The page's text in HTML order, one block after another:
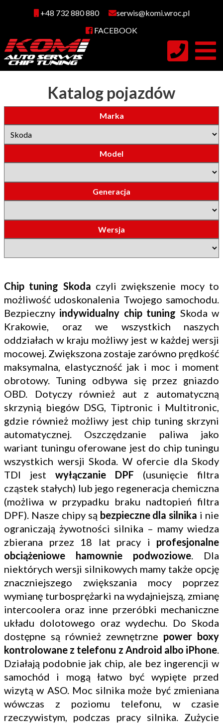
+48 732 880 880
serwis@komi.wroc.pl
FACEBOOK
Katalog pojazdów
Marka
Model
Generacja
Wersja
Chip tuning Skoda czyli zwiększenie mocy to
możliwość udoskonalenia Twojego samochodu.
Bezpieczny indywidualny chip tuning Skoda w
Krakowie, oraz we wszystkich naszych
oddziałach w kraju możliwy jest w każdej wersji
mocowej. Zwiększona zostaje zarówno prędkość
maksymalna, elastyczność jak i moc i moment
obrotowy. Tuning odbywa się przez gniazdo
OBD. Dotyczy również aut z automatyczną
skrzynią biegów DSG, Tiptronic i Multitronic,
gdzie również możliwy jest chip tuning skrzyni
automatycznej. Oszczędzanie paliwa jako
wariant tuningu oferowane jest do chip tuningu
wszystkich wersji Skoda. W ofercie dla Skody
TDI jest wyłączanie DPF (usunięcie filtra
cząstek stałych) lub jego regeneracja chemiczna
(możliwa w przypadku braku nadtopień filtra
DPF). Nasze chipy są bezpieczne dla silnika i nie
ograniczają żywotności silnika – mamy wiedza
zbierana przez 18 lat pracy i profesjonalne
obciążeniowe hamownie podwoziowe. Dla
niektórych wersji silnikowych mamy także opcję
znaczniejszego zwiększania mocy poprzez
wymianę turbosprężarki na wydajniejszą, zmianę
intercoolera oraz inne przeróbki mechaniczne
układu dolotowego oraz wydechu. Do Skoda
dostępne są również zewnętrzne power boxy
kontrolowane z telefonu z Android albo iPhone.
Działają podobnie jak chip, ale bez ingerencji w
samochód i mogą łatwo być wypięte przed
wizytą w ASO. Moc silnika może być zmieniana
wówczas z poziomu telefonu, w czasie
rzeczywistym, podczas pracy silnika. Zużycie